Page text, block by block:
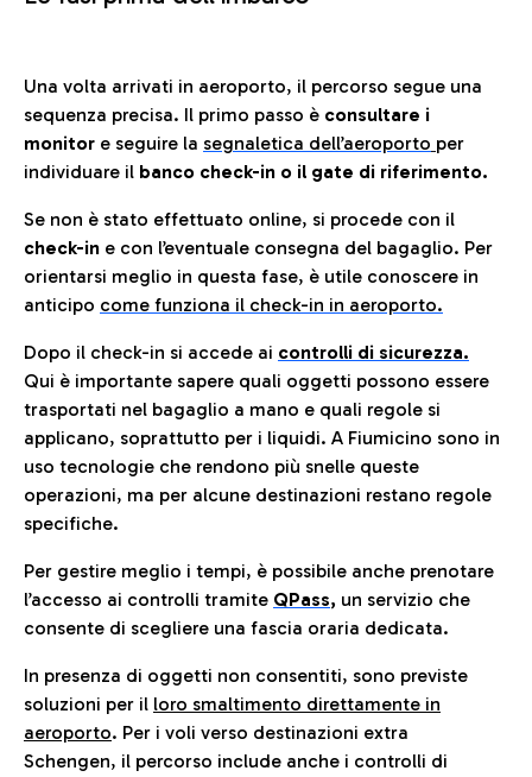
Una volta arrivati in aeroporto, il percorso segue una
sequenza precisa. Il primo passo è consultare i
monitor e seguire la segnaletica dell’aeroporto per
individuare il banco check-in o il gate di riferimento.
Se non è stato effettuato online, si procede con il
check-in e con l’eventuale consegna del bagaglio. Per
orientarsi meglio in questa fase, è utile conoscere in
anticipo come funziona il check-in in aeroporto.
Dopo il check-in si accede ai controlli di sicurezza.
Qui è importante sapere quali oggetti possono essere
trasportati nel bagaglio a mano e quali regole si
applicano, soprattutto per i liquidi. A Fiumicino sono in
uso tecnologie che rendono più snelle queste
operazioni, ma per alcune destinazioni restano regole
specifiche.
Per gestire meglio i tempi, è possibile anche prenotare
l’accesso ai controlli tramite QPass, un servizio che
consente di scegliere una fascia oraria dedicata.
In presenza di oggetti non consentiti, sono previste
soluzioni per il loro smaltimento direttamente in
aeroporto. Per i voli verso destinazioni extra
Schengen, il percorso include anche i controlli di